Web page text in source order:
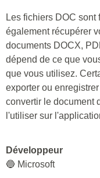
Les fichiers DOC sont
également récupérer
documents DOCX,
dépend de ce que
que vous utilisez.
exporter ou
convertir le document
l'utiliser sur
Développeur
🔵 Microsoft